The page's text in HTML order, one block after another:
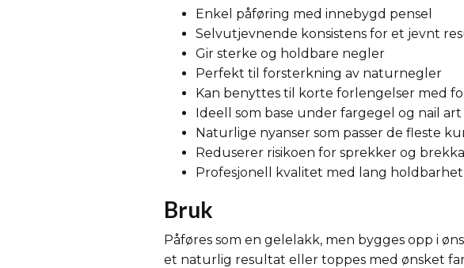
Enkel påføring med innebygd pensel
Selvutjevnende konsistens for et jevnt
Gir sterke og holdbare negler
Perfekt til forsterkning av naturnegler
Kan benyttes til korte forlengelser med
Ideell som base under fargegel og nail art
Naturlige nyanser som passer de fleste
Reduserer risikoen for sprekker og
Profesjonell kvalitet med lang holdbarhet
Bruk
Påføres som en gelelakk, men bygges opp i
et naturlig resultat eller toppes med ønsket